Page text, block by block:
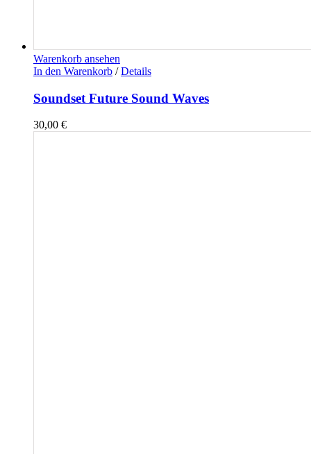
Warenkorb ansehen
In den Warenkorb / Details
Soundset Future Sound Waves
30,00 €